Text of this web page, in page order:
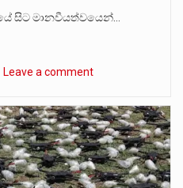
සිට මානවීයත්වයෙන්…
Leave a comment